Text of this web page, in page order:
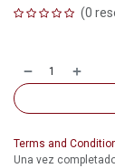
(0
Terms and
Una vez